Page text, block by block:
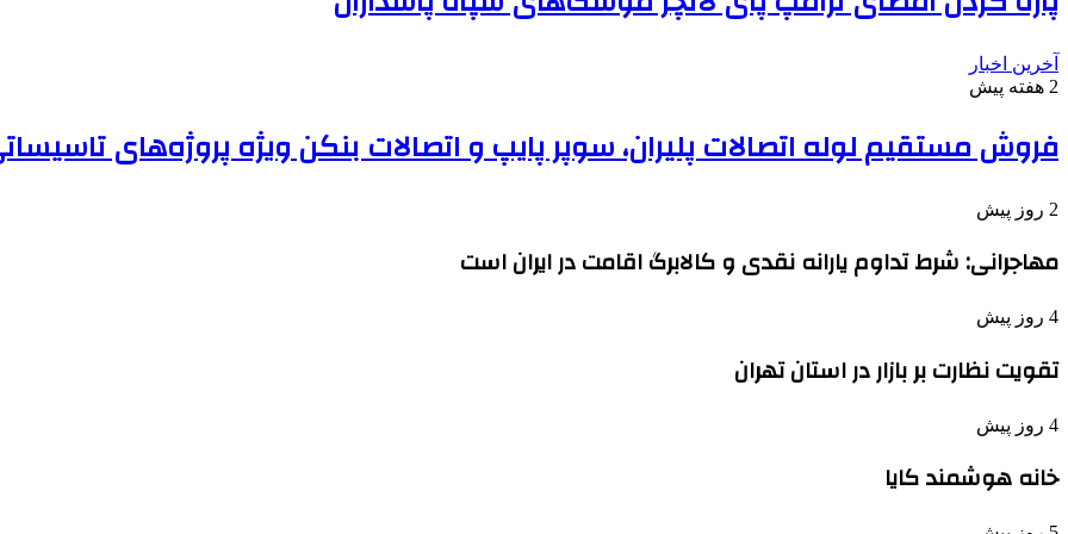
آخرین اخبار
2 هفته پیش
فروش مستقیم لوله اتصالات پلیران، سوپر پایپ و اتصالات بنکن ویژه پروژه‌های
2 روز پیش
مهاجرانی: شرط تداوم یارانه نقدی و کالابرگ اقامت در ایران است
4 روز پیش
تقویت نظارت بر بازار در استان تهران
4 روز پیش
خانه هوشمند کایا